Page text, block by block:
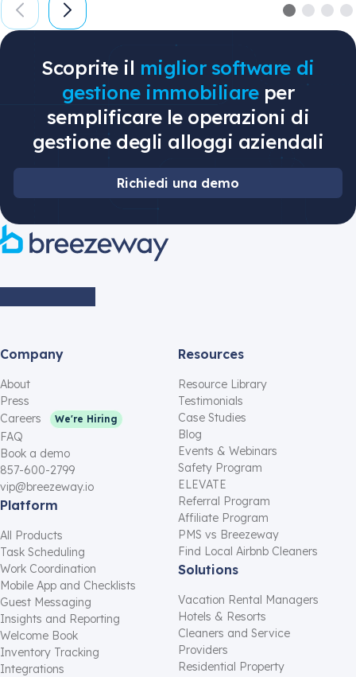
Scoprite il miglior software di
gestione immobiliareper
semplificare le operazioni di
gestione degli alloggi aziendali
Richiedi una demo
Company
About
Press
Careers
We're Hiring
FAQ
Book a demo
857-600-2799
vip@breezeway.io
Platform
All Products
Task Scheduling
Work Coordination
Mobile App and Checklists
Guest Messaging
Insights and Reporting
Welcome Book
Inventory Tracking
Integrations
Resources
Resource Library
Testimonials
Case Studies
Blog
Events & Webinars
Safety Program
ELEVATE
Referral Program
Affiliate Program
PMS vs Breezeway
Find Local Airbnb Cleaners
Solutions
Vacation Rental Managers
Hotels & Resorts
Cleaners and Service
Providers
Residential Property